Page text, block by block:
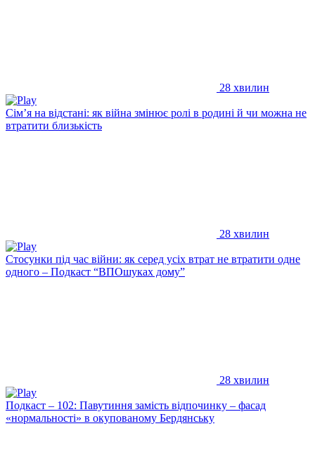
28 хвилин
Сім’я на відстані: як війна змінює ролі в родині й чи можна не
втратити близькість
28 хвилин
Стосунки під час війни: як серед усіх втрат не втратити одне
одного – Подкаст “ВПОшуках дому”
28 хвилин
Подкаст – 102: Павутиння замість відпочинку – фасад
«нормальності» в окупованому Бердянську